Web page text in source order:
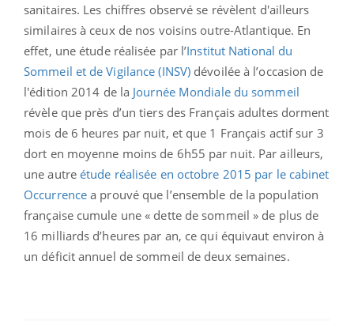
sanitaires. Les chiffres observé se révèlent d'ailleurs
similaires à ceux de nos voisins outre-Atlantique. En
effet, une étude réalisée par l’Institut National du
Sommeil et de Vigilance (INSV) dévoilée à l’occasion de
l'édition 2014 de la Journée Mondiale du sommeil
révèle que près d’un tiers des Français adultes dorment
mois de 6 heures par nuit, et que 1 Français actif sur 3
dort en moyenne moins de 6h55 par nuit. Par ailleurs,
une autreétude réalisée en octobre 2015 par le cabinet
Occurrence a prouvé que l’ensemble de la population
française cumule une « dette de sommeil » de plus de
16 milliards d’heures par an, ce qui équivaut environ à
un déficit annuel de sommeil de deux semaines.